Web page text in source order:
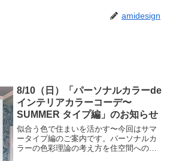
amidesign
8/10（日）「パーソナルカラーde
インテリアカラーコーデ〜
SUMMER タイプ編」のお知らせ
似合う色で住まいを活かす〜今回はサマ
ータイプ編のご案内です。パーソナルカ
ラーの色彩理論の考え方を住空間への取